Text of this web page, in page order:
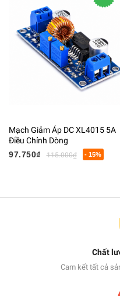
Mạch Giảm Áp DC XL4015 5A
Điều Chỉnh Dòng
97.750₫
115.000₫ - 15%
Chất
Cam kết tất cả